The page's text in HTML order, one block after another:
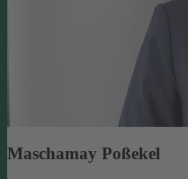
Maschamay Poßekel